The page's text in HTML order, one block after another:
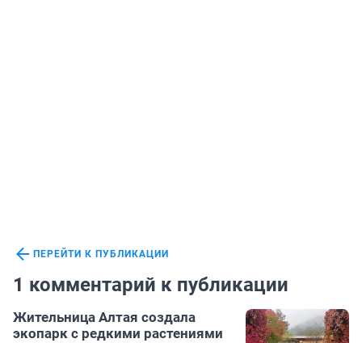
ПЕРЕЙТИ К ПУБЛИКАЦИИ
1 комментарий к публикации
Жительница Алтая создала
экопарк с редкими растениями